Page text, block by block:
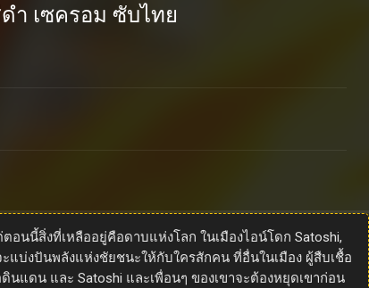
ำ เซครอม ซับไทย
นนี้สิ่งที่เหลืออยู่คือดาบแห่งโลก ในเมืองไอน์โดก Satoshi,
ะแบ่งปันพลังแห่งชัยชนะให้กับใครสักคน ที่อื่นในเมือง ผู้สืบเชื้อ
แดน และ Satoshi และเพื่อนๆ ของเขาจะต้องหยุดเขาก่อน